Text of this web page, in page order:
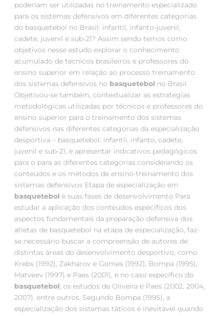
poderiam ser utilizadas no treinamento especializado
para os sistemas defensivos em diferentes categorias
do basquetebol no Brasil: infantil, infanto-juvenil,
cadete, juvenil e sub-21? Assim sendo temos como
objetivos nesse estudo explorar o conhecimento
acumulado de técnicos brasileiros e professores do
ensino superior em relação ao processo treinamento
dos sistemas defensivos no basquetebol no Brasil.
Objetivou-se também, contextualizar as estratégias
metodológicas utilizadas por técnicos e professores do
ensino superior para o treinamento dos sistemas
defensivos nas diferentes categorias da especialização
desportiva – basquetebol: infantil, infanto, cadete,
juvenil e sub-21, e apresentar indicativos pedagógicos
para o para as diferentes categorias considerando os
conteúdos e os métodos de ensino-treinamento dos
sistemas defensivos Etapa de especialização em
basquetebol e suas fases de desenvolvimento Para
estudar a aplicação dos conteúdos específicos dos
aspectos fundamentais da preparação defensiva dos
atletas de basquetebol na etapa de especialização, faz-
se necessário buscar a compreensão de autores de
distintas áreas do desenvolvimento desportivo, como
Krebs (1992), Zakharov e Gomes (1992), Bompa (1995),
Matveev (1997) e Paes (2001), e no caso específico do
basquetebol, os estudos de Oliveira e Paes (2002, 2004,
2007), entre outros. Segundo Bompa (1995), a
especialização dos sistemas táticos é inevitável quando